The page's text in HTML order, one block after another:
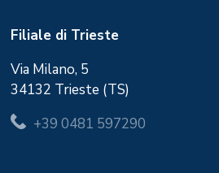
Filiale di Trieste
Via Milano, 5
34132 Trieste (TS)
+39 0481 597290